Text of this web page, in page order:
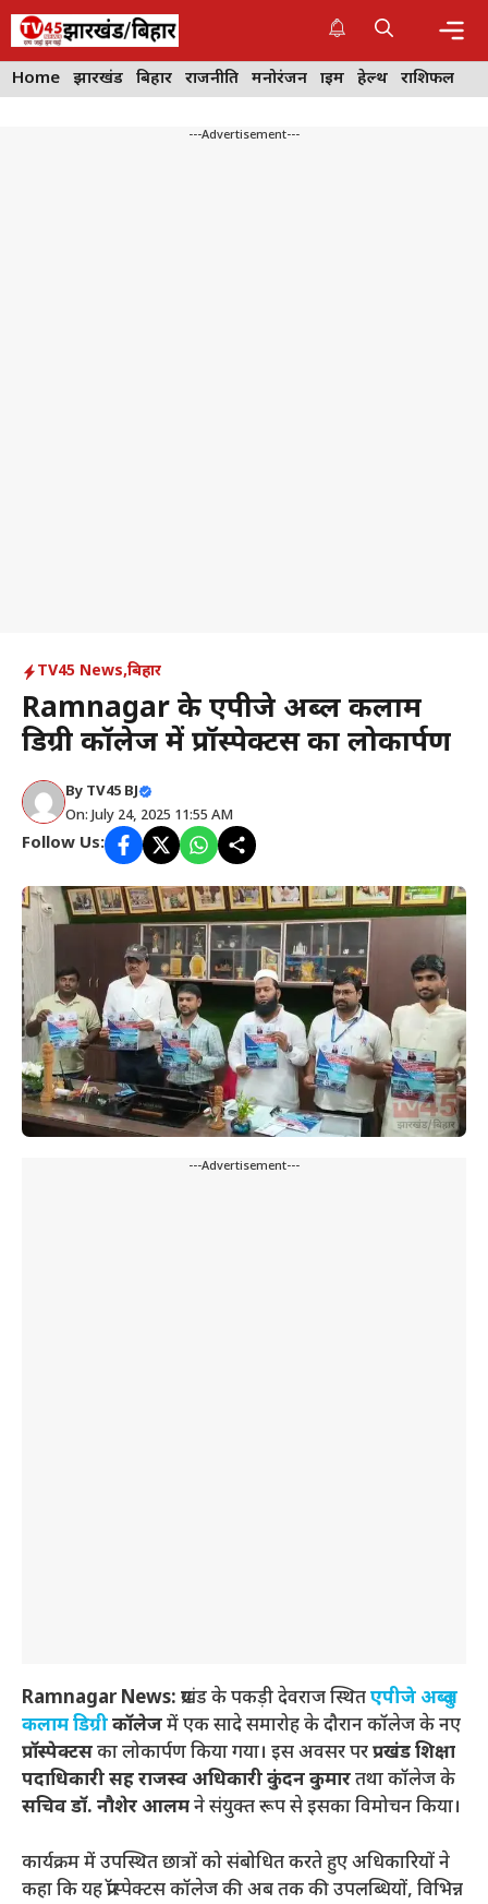
Skip
content
Home झारखंड बिहार राजनीति मनोरंजन क्राइम हेल्थ राशिफल
---Advertisement---
TV45 News,बिहार
Ramnagar के एपीजे अब्दुल कलाम
डिग्री कॉलेज में प्रॉस्पेक्टस का लोकार्पण
By TV45 BJ
On: July 24, 2025 11:55 AM
Follow Us:
---Advertisement---
Ramnagar News: प्रखंड के पकड़ी देवराज स्थितएपीजे अब्दुल
कलाम डिग्रीकॉलेजमें एक सादे समारोह के दौरान कॉलेज के नए
प्रॉस्पेक्टसका लोकार्पण किया गया। इस अवसर परप्रखंड शिक्षा
पदाधिकारी सह राजस्व अधिकारी कुंदन कुमारतथा कॉलेज के
सचिव डॉ. नौशेर आलमने संयुक्त रूप से इसका विमोचन किया।
कार्यक्रम में उपस्थित छात्रों को संबोधित करते हुए अधिकारियों ने
कहा कि यह प्रॉस्पेक्टस कॉलेज की अब तक की उपलब्धियों, विभिन्न